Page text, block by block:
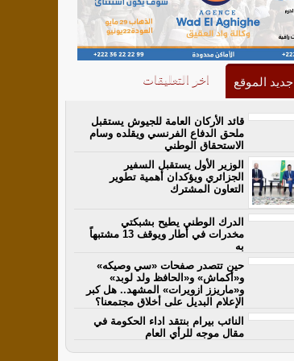
جديد الموقع اخر التعليقات
قائد الأركان العامة للجيوش يستقبل
ملحق الدفاع الفرنسي ويقلده وسام
الاستحقاق الوطني
الوزير الأول يستقبل السفير
الجزائري ويؤكدان أهمية تطوير
التعاون المشترك
الدرك الوطني يطيح بشبكتي
مخدرات في أطار ويوقف 13 مشتبهاً
به
حين تتصدر صفحات «سي وصيكه»
و«أكماش» و«الحافظ ولد لوبد»
و«ماريزز ازويرات» المشهد.. هل كبر
الإعلام البديل على أخلاق مجتمعنا؟
النائب بيرام بنتقد اداء الحكومة في
مقال موجه للرأي العام